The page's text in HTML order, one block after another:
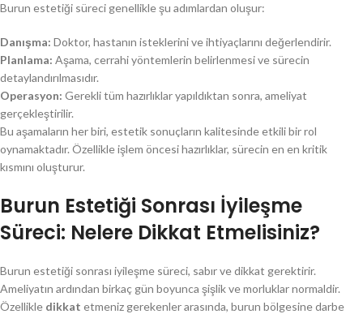
Burun estetiği süreci genellikle şu adımlardan oluşur:
Danışma: Doktor, hastanın isteklerini ve ihtiyaçlarını değerlendirir.
Planlama: Aşama, cerrahi yöntemlerin belirlenmesi ve sürecin
detaylandırılmasıdır.
Operasyon: Gerekli tüm hazırlıklar yapıldıktan sonra, ameliyat
gerçekleştirilir.
Bu aşamaların her biri, estetik sonuçların kalitesinde etkili bir rol
oynamaktadır. Özellikle işlem öncesi hazırlıklar, sürecin en en kritik
kısmını oluşturur.
Burun Estetiği Sonrası İyileşme
Süreci: Nelere Dikkat Etmelisiniz?
Burun estetiği sonrası iyileşme süreci, sabır ve dikkat gerektirir.
Ameliyatın ardından birkaç gün boyunca şişlik ve morluklar normaldir.
Özellikle dikkat etmeniz gerekenler arasında, burun bölgesine darbe